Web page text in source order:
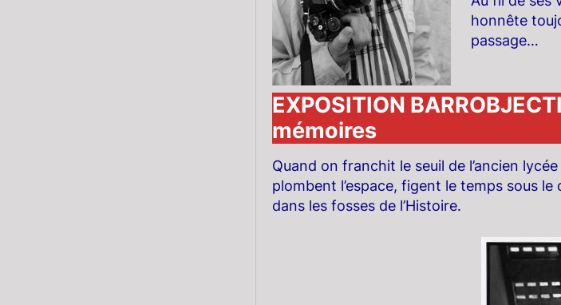
honnête
passage…
EXPOSITION
mémoires
Quand on franchit le seuil de l’ancien
plombent l’espace, figent le temps sous
dans les fosses de l’Histoire.